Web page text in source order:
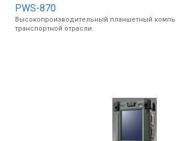
PWS-870
Высокопроизводительный планшетный
транспортной отрасли.